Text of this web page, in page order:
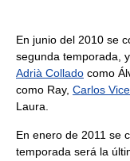
En junio del 2010 se
segunda temporada,
Adrià Collado como
como Ray, Carlos
Laura.
En enero de 2011 se
temporada será la